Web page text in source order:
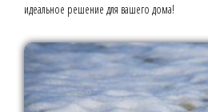
идеальное решение для вашего дома!